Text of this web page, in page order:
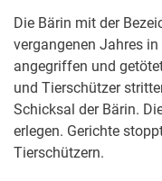
Die Bärin mit der
vergangenen Jahres
angegriffen und
und Tierschützer
Schicksal der Bärin.
erlegen. Gerichte
Tierschützern.